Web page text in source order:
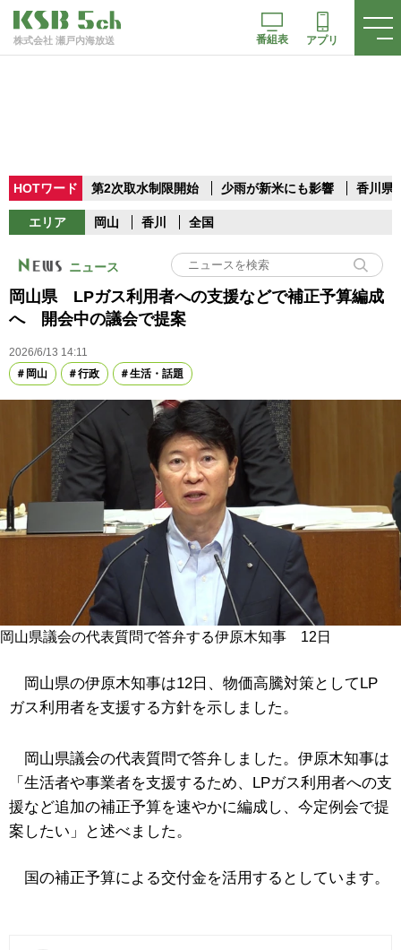
株式会社 瀬戸内海放送 番組表 アプリ
HOTワード 第2次取水制限開始 少雨が新米にも影響 香川県
エリア 岡山 香川 全国
ニュース
岡山県 LPガス利用者への支援などで補正予算編成
へ 開会中の議会で提案
2026/6/13 14:11
岡山
行政 生活・話題
岡山県議会の代表質問で答弁する伊原木知事 12日
岡山県の伊原木知事は12日、物価高騰対策としてLP
ガス利用者を支援する方針を示しました。
岡山県議会の代表質問で答弁しました。伊原木知事は
「生活者や事業者を支援するため、LPガス利用者への支
援など追加の補正予算を速やかに編成し、今定例会で提
案したい」と述べました。
国の補正予算による交付金を活用するとしています。